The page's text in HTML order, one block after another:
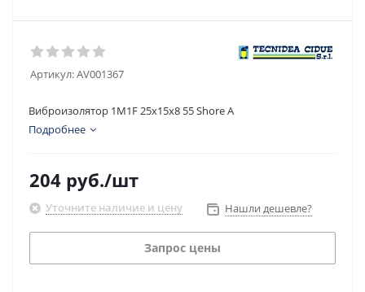
Артикул:AV001367
Виброизолятор 1M1F 25x15x8 55 Shore A
Подробнее
204 руб./шт
Уточните наличие и цену Нашли дешевле?
Запрос цены